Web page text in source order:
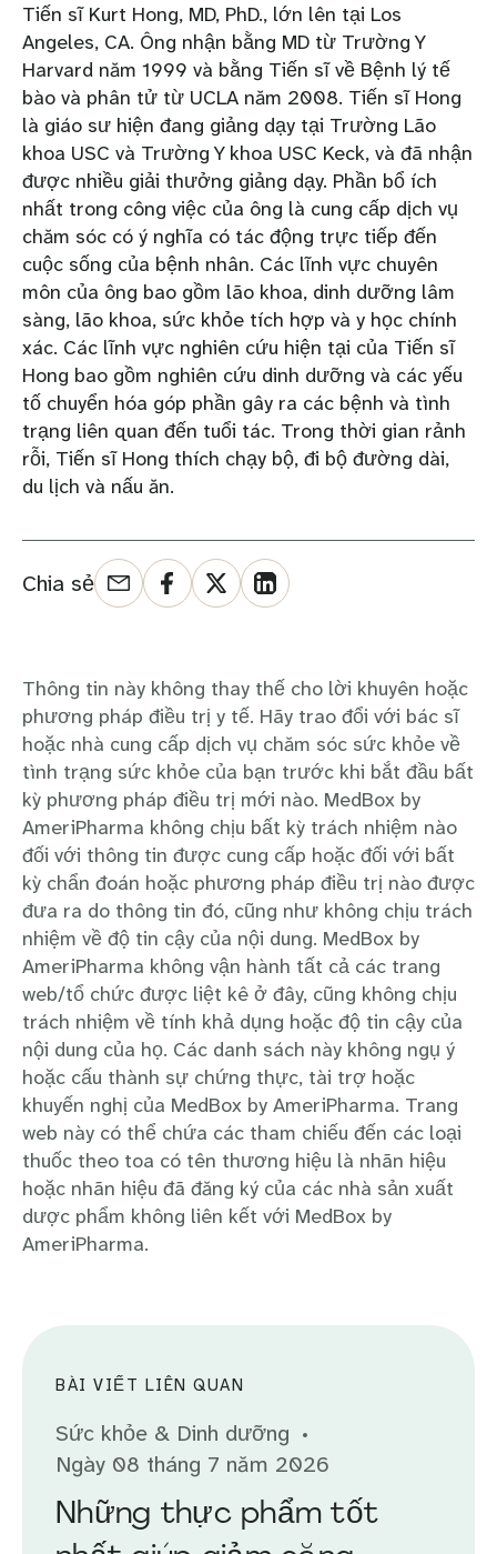
Tiến sĩ Kurt Hong, MD, PhD., lớn lên tại Los
Angeles, CA. Ông nhận bằng MD từ Trường Y
Harvard năm 1999 và bằng Tiến sĩ về Bệnh lý tế
bào và phân tử từ UCLA năm 2008. Tiến sĩ Hong
là giáo sư hiện đang giảng dạy tại Trường Lão
khoa USC và Trường Y khoa USC Keck, và đã nhận
được nhiều giải thưởng giảng dạy. Phần bổ ích
nhất trong công việc của ông là cung cấp dịch vụ
chăm sóc có ý nghĩa có tác động trực tiếp đến
cuộc sống của bệnh nhân. Các lĩnh vực chuyên
môn của ông bao gồm lão khoa, dinh dưỡng lâm
sàng, lão khoa, sức khỏe tích hợp và y học chính
xác. Các lĩnh vực nghiên cứu hiện tại của Tiến sĩ
Hong bao gồm nghiên cứu dinh dưỡng và các yếu
tố chuyển hóa góp phần gây ra các bệnh và tình
trạng liên quan đến tuổi tác. Trong thời gian rảnh
rỗi, Tiến sĩ Hong thích chạy bộ, đi bộ đường dài,
du lịch và nấu ăn.
Chia sẻ
Thông tin này không thay thế cho lời khuyên hoặc
phương pháp điều trị y tế. Hãy trao đổi với bác sĩ
hoặc nhà cung cấp dịch vụ chăm sóc sức khỏe về
tình trạng sức khỏe của bạn trước khi bắt đầu bất
kỳ phương pháp điều trị mới nào. MedBox by
AmeriPharma không chịu bất kỳ trách nhiệm nào
đối với thông tin được cung cấp hoặc đối với bất
kỳ chẩn đoán hoặc phương pháp điều trị nào được
đưa ra do thông tin đó, cũng như không chịu trách
nhiệm về độ tin cậy của nội dung. MedBox by
AmeriPharma không vận hành tất cả các trang
web/tổ chức được liệt kê ở đây, cũng không chịu
trách nhiệm về tính khả dụng hoặc độ tin cậy của
nội dung của họ. Các danh sách này không ngụ ý
hoặc cấu thành sự chứng thực, tài trợ hoặc
khuyến nghị của MedBox by AmeriPharma. Trang
web này có thể chứa các tham chiếu đến các loại
thuốc theo toa có tên thương hiệu là nhãn hiệu
hoặc nhãn hiệu đã đăng ký của các nhà sản xuất
dược phẩm không liên kết với MedBox by
AmeriPharma.
BÀI VIẾT LIÊN QUAN
Sức khỏe & Dinh dưỡng
Ngày 08 tháng 7 năm 2026
Những thực phẩm tốt